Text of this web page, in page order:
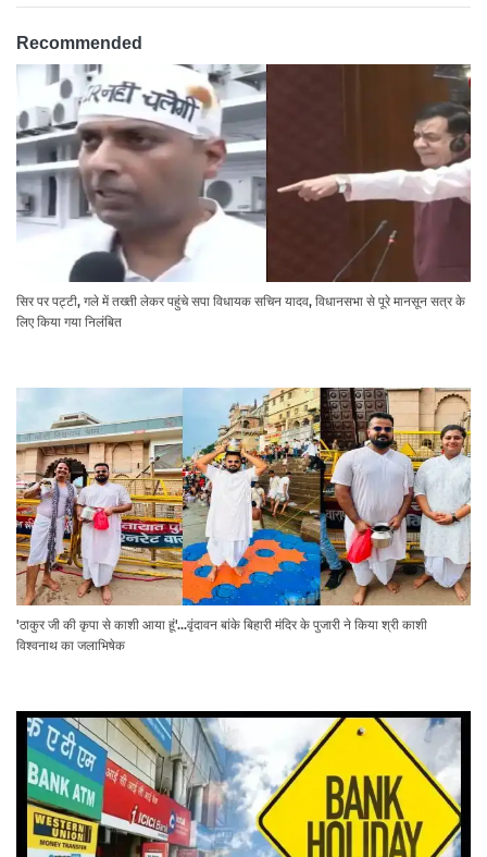
Recommended
सिर पर पट्टी, गले में तख्ती लेकर पहुंचे सपा विधायक सचिन यादव, विधानसभा से पूरे मानसून सत्र के
लिए किया गया निलंबित
'ठाकुर जी की कृपा से काशी आया हूं'...वृंदावन बांके बिहारी मंदिर के पुजारी ने किया श्री काशी
विश्वनाथ का जलाभिषेक